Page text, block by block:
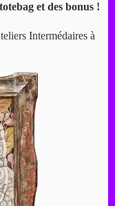
et des bonus !
Intermédaires à